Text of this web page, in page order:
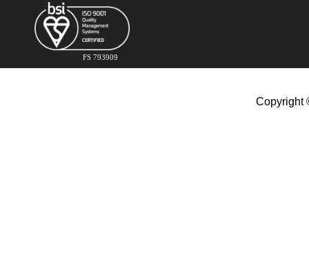
FS 793909
Copyright